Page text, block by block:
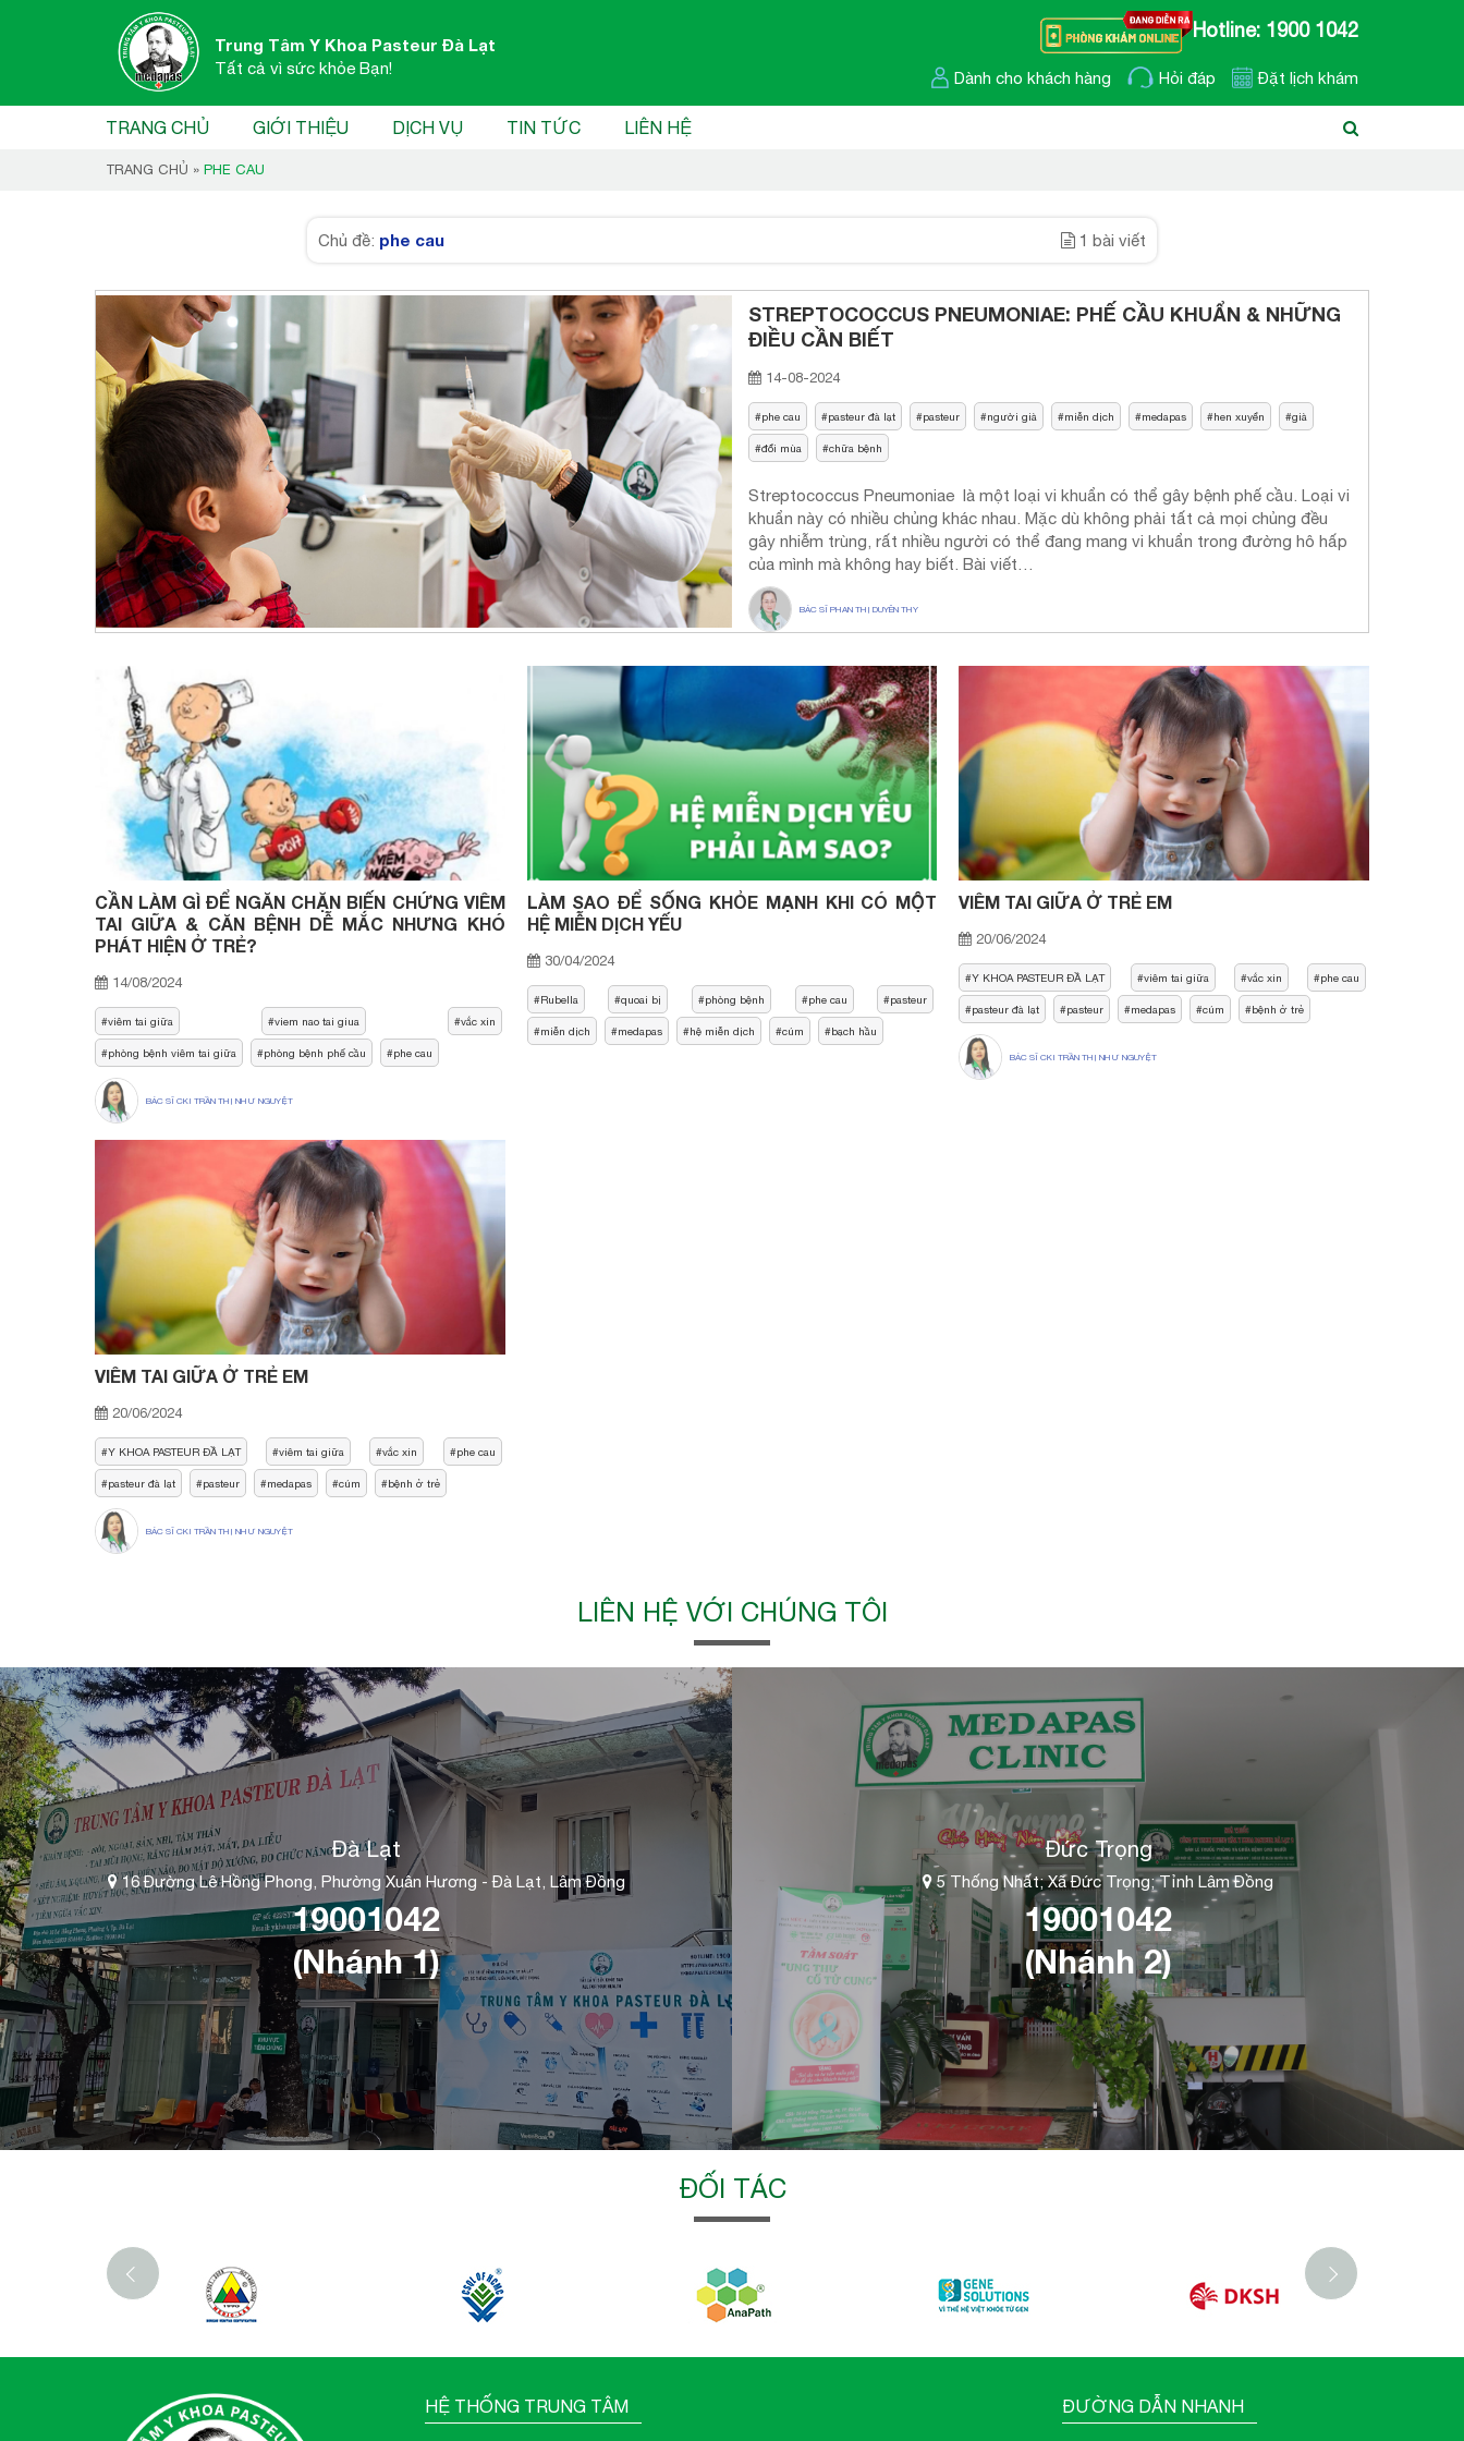
Trung Tâm Y Khoa Pasteur Đà Lạt
Tất cả vì sức khỏe Bạn!
Hotline: 1900 1042
Dành cho khách hàng Hỏi đáp Đặt lịch khám
TRANG CHỦ GIỚI THIỆU DỊCH VỤ TIN TỨC LIÊN HỆ
TRANG CHỦ » PHE CAU
Chủ đề: phe cau 1 bài viết
STREPTOCOCCUS PNEUMONIAE: PHẾ CẦU KHUẨN & NHỮNG
ĐIỀU CẦN BIẾT
14-08-2024
phe cau pasteur đà lạt pasteur người già miễn dịch medapas hen xuyển già
đổi mùa chữa bệnh
Streptococcus Pneumoniae là một loại vi khuẩn có thể gây bệnh phế cầu. Loại vi
khuẩn này có nhiều chủng khác nhau. Mặc dù không phải tất cả mọi chủng đều
gây nhiễm trùng, rất nhiều người có thể đang mang vi khuẩn trong đường hô hấp
của mình mà không hay biết. Bài viết…
BÁC SĨ PHAN THỊ DUYÊN THY
CẦN LÀM GÌ ĐỂ NGĂN CHẶN BIẾN CHỨNG VIÊM
TAI GIỮA & CĂN BỆNH DỄ MẮC NHƯNG KHÓ
PHÁT HIỆN Ở TRẺ?
14/08/2024
viêm tai giữa viem nao tai giua vắc xin
phòng bệnh viêm tai giữa phòng bệnh phế cầu phe cau
BÁC SĨ CKI TRẦN THỊ NHƯ NGUYỆT
LÀM SAO ĐỂ SỐNG KHỎE MẠNH KHI CÓ MỘT
HỆ MIỄN DỊCH YẾU
30/04/2024
Rubella quoai bị phòng bệnh phe cau pasteur
miễn dịch medapas hệ miễn dịch cúm bạch hầu
VIÊM TAI GIỮA Ở TRẺ EM
20/06/2024
Y KHOA PASTEUR ĐẦ LẠT viêm tai giữa vắc xin phe cau
pasteur đà lạt pasteur medapas cúm bệnh ở trẻ
BÁC SĨ CKI TRẦN THỊ NHƯ NGUYỆT
VIÊM TAI GIỮA Ở TRẺ EM
20/06/2024
Y KHOA PASTEUR ĐẦ LẠT viêm tai giữa vắc xin phe cau
pasteur đà lạt pasteur medapas cúm bệnh ở trẻ
BÁC SĨ CKI TRẦN THỊ NHƯ NGUYỆT
LIÊN HỆ VỚI CHÚNG TÔI
Đà Lạt
16 Đường Lê Hồng Phong, Phường Xuân Hương - Đà Lạt, Lâm Đồng
19001042
(Nhánh 1)
Đức Trọng
5 Thống Nhất; Xã Đức Trọng; Tỉnh Lâm Đồng
19001042
(Nhánh 2)
ĐỐI TÁC
‹
HỆ THỐNG TRUNG TÂM ĐƯỜNG DẪN NHANH